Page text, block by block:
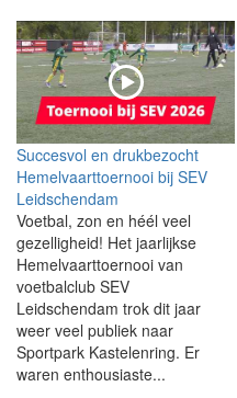
Succesvol en drukbezocht
Hemelvaarttoernooi bij SEV
Leidschendam
Voetbal, zon en héél veel
gezelligheid! Het jaarlijkse
Hemelvaarttoernooi van
voetbalclub SEV
Leidschendam trok dit jaar
weer veel publiek naar
Sportpark Kastelenring. Er
waren enthousiaste...